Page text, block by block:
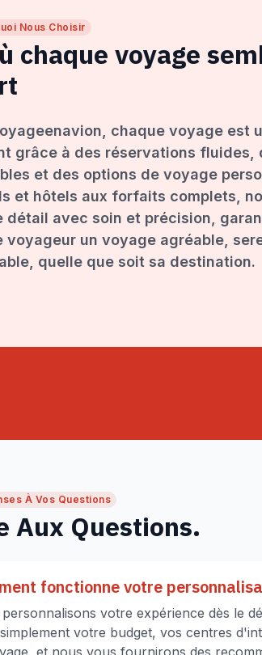
Nous Choisir
chaque voyage
chaque voyage est
grâce à des réservations fluides,
et des options de voyage
et hôtels aux forfaits complets,
détail avec soin et précision,
voyageur un voyage agréable,
quelle que soit sa destination.
À Vos Questions
Aux Questions.
fonctionne votre
votre expérience dès le
votre budget, vos centres
et nous vous fournirons des